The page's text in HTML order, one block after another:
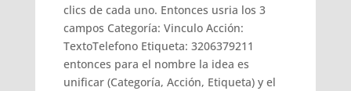
clics de cada uno. Entonces usria los 3
campos Categoría: Vinculo Acción:
TextoTelefono Etiqueta: 3206379211
entonces para el nombre la idea es
unificar (Categoría, Acción, Etiqueta) y el